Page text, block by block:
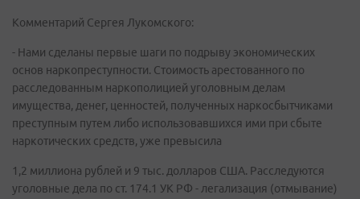
Комментарий Сергея Лукомского:
- Нами сделаны первые шаги по подрыву экономических
основ наркопреступности. Стоимость арестованного по
расследованным наркополицией уголовным делам
имущества, денег, ценностей, полученных наркосбытчиками
преступным путем либо использовавшихся ими при сбыте
наркотических средств, уже превысила
1,2 миллиона рублей и 9 тыс. долларов США. Расследуются
уголовные дела по ст. 174.1 УК РФ - легализация (отмывание)